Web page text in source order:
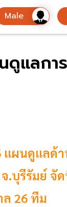
แลกา
ผนดูแลด้
.บุรีรัมย์ จั
26 ทีม